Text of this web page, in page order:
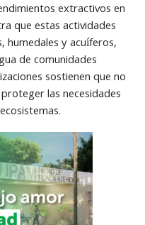
extractivos en
que estas actividades
humedales y acuíferos,
de comunidades
sostienen que no
las necesidades